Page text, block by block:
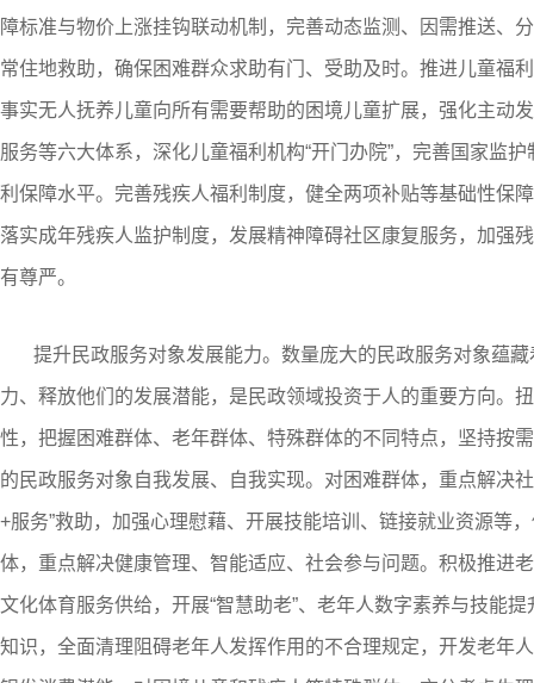
障标准与物价上涨挂钩联动机制，完善动态监测、因需推送、
常住地救助，确保困难群众求助有门、受助及时。推进儿童福
事实无人抚养儿童向所有需要帮助的困境儿童扩展，强化主动
服务等六大体系，深化儿童福利机构“开门办院”，完善国家监
利保障水平。完善残疾人福利制度，健全两项补贴等基础性保
落实成年残疾人监护制度，发展精神障碍社区康复服务，加强
有尊严。
提升民政服务对象发展能力。数量庞大的民政服务对象蕴
力、释放他们的发展潜能，是民政领域投资于人的重要方向。
性，把握困难群体、老年群体、特殊群体的不同特点，坚持按
的民政服务对象自我发展、自我实现。对困难群体，重点解决
+服务”救助，加强心理慰藉、开展技能培训、链接就业资源等
体，重点解决健康管理、智能适应、社会参与问题。积极推进
文化体育服务供给，开展“智慧助老”、老年人数字素养与技能
知识，全面清理阻碍老年人发挥作用的不合理规定，开发老年